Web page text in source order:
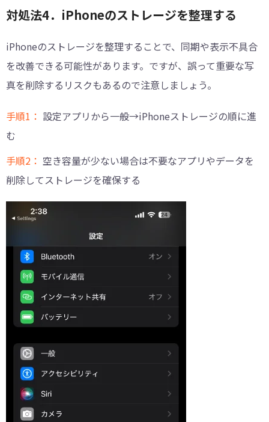
対処法4．iPhoneのストレージを整理する
iPhoneのストレージを整理することで、同期や表示不具合
を改善できる可能性があります。ですが、誤って重要な写
真を削除するリスクもあるので注意しましょう。
手順1： 設定アプリから一般→iPhoneストレージの順に進
む
手順2： 空き容量が少ない場合は不要なアプリやデータを
削除してストレージを確保する